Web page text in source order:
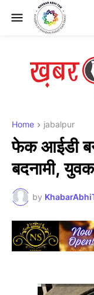
Home jabalpur
फेक आईडी
बदनामी,
by